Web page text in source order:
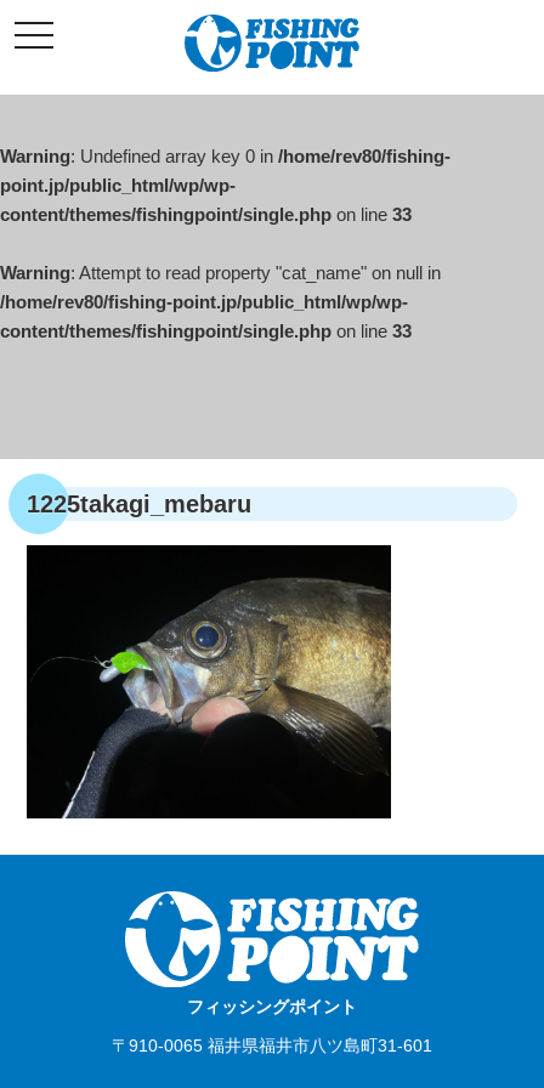
ン
ン
へ
ス
キ
プ
t
o
l
v
i
a
o
n
Warning: Undefined array key 0 in /home/rev80/fishing-
point.jp/public_html/wp/wp-
content/themes/fishingpoint/single.php on line 33
Warning: Attempt to read property "cat_name" on null in
/home/rev80/fishing-point.jp/public_html/wp/wp-
content/themes/fishingpoint/single.php on line 33
1225takagi_mebaru
フィッシングポイント
〒910-0065 福井県福井市八ツ島町31-601